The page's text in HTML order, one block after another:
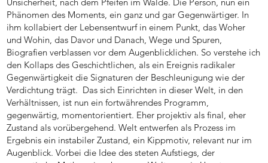
Phänomen des Moments, ein ganz und gar Gegenwärtiger. In
ihm kollabiert der Lebensentwurf in einem Punkt, das Woher
und Wohin, das Davor und Danach, Wege und Spuren,
Biografien verblassen vor dem Augenblicklichen. So verstehe ich
den Kollaps des Geschichtlichen, als ein Ereignis radikaler
Gegenwärtigkeit die Signaturen der Beschleunigung wie der
Verdichtung trägt. Das sich Einrichten in dieser Welt, in den
Verhältnissen, ist nun ein fortwährendes Programm,
gegenwärtig, momentorientiert. Eher projektiv als final, eher
Zustand als vorübergehend. Welt entwerfen als Prozess im
Ergebnis ein instabiler Zustand, ein Kippmotiv, relevant nur im
Augenblick. Vorbei die Idee des steten Aufstiegs, der